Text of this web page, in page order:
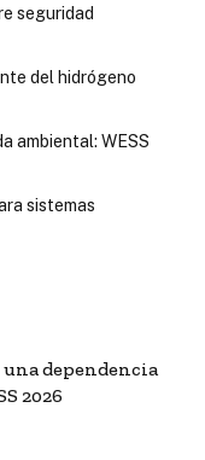
seguridad
del hidrógeno
ambiental: WESS
sistemas
dependencia
2026